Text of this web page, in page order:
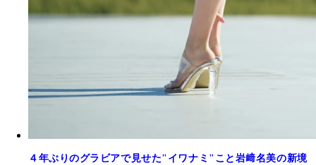
４年ぶりのグラビアで見せた"イワナミ"こと岩﨑名美の新境